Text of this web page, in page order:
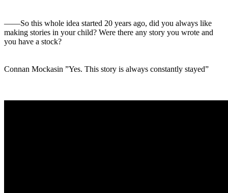
――So this whole idea started 20 years ago, did you always like
making stories in your child? Were there any story you wrote and
you have a stock?
Connan Mockasin ”Yes. This story is always constantly stayed”